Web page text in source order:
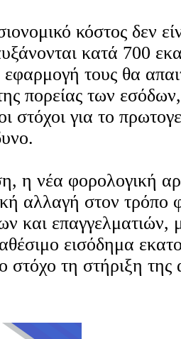
κόστος δεν
κατά 700
τους θα
πορείας των
στόχοι για το
η νέα φορολογική
αλλαγή στον τρόπο
και επαγγελματιών,
εισόδημα
στόχο τη στήριξη της